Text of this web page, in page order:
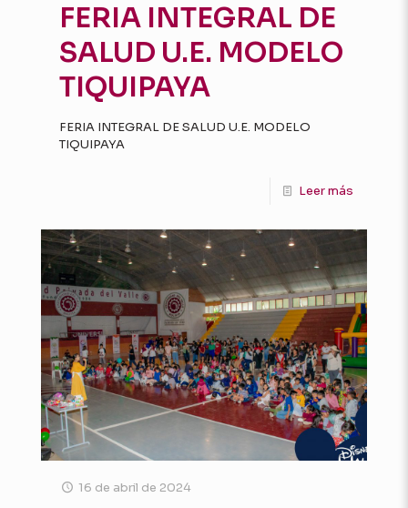
FERIA INTEGRAL DE
SALUD U.E. MODELO
TIQUIPAYA
FERIA INTEGRAL DE SALUD U.E. MODELO
TIQUIPAYA
Leer más
16 de abril de 2024